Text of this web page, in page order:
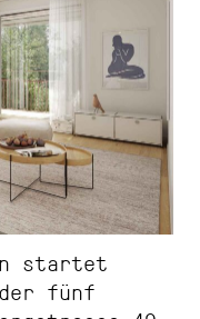
startet
fünf